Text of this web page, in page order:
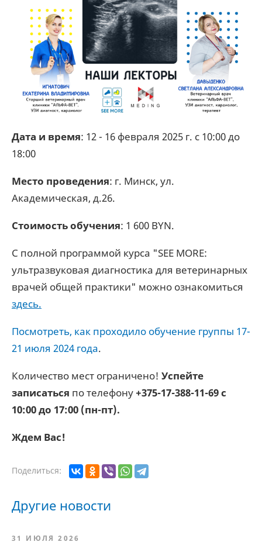
Дата и время: 12 - 16 февраля 2025 г. с 10:00 до
18:00
Место проведения: г. Минск, ул.
Академическая, д.26.
Стоимость обучения: 1 600 BYN.
С полной программой курса "SEE MORE:
ультразвуковая диагностика для ветеринарных
врачей общей практики" можно ознакомиться
здесь.
Посмотреть, как проходило обучение группы 17-
21 июля 2024 года.
Количество мест ограничено! Успейте
записаться по телефону +375-17-388-11-69 с
10:00 до 17:00 (пн-пт).
Ждем Вас!
Поделиться:
Другие новости
31 ИЮЛЯ 2026